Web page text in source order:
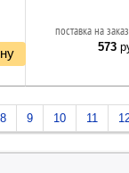
поставка на
573
8 9 10 11